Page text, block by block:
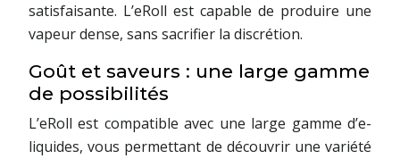
satisfaisante. L’eRoll est capable de produire une
vapeur dense, sans sacrifier la discrétion.
Goût et saveurs : une large gamme
de possibilités
L’eRoll est compatible avec une large gamme d’e-
liquides, vous permettant de découvrir une variété